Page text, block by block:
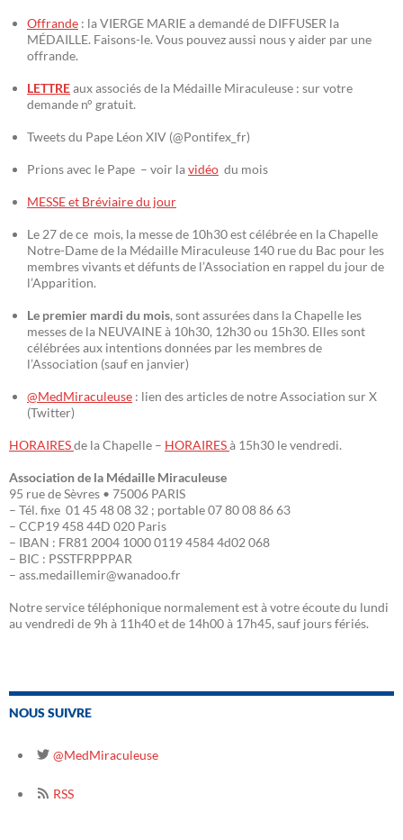
Offrande : la VIERGE MARIE a demandé de DIFFUSER la
MÉDAILLE. Faisons-le. Vous pouvez aussi nous y aider par une
offrande.
LETTREaux associés de la Médaille Miraculeuse : sur votre
demande n° gratuit.
Tweets du Pape Léon XIV (@Pontifex_fr)
Prions avec le Pape – voir lavidéo du mois
MESSE et Bréviaire du jour
Le 27 de ce mois, la messe de 10h30 est célébrée en la Chapelle
Notre-Dame de la Médaille Miraculeuse 140 rue du Bac pour les
membres vivants et défunts de l’Association en rappel du jour de
l’Apparition.
Le premier mardi du mois, sont assurées dans la Chapelle les
messes de la NEUVAINE à 10h30, 12h30 ou 15h30. Elles sont
célébrées aux intentions données par les membres de
l’Association (sauf en janvier)
@MedMiraculeuse : lien des articles de notre Association sur X
(Twitter)
HORAIRESde la Chapelle – HORAIRESà 15h30 le vendredi.
Association de la Médaille Miraculeuse
95 rue de Sèvres • 75006 PARIS
– Tél. fixe 01 45 48 08 32 ; portable 07 80 08 86 63
– CCP19 458 44D 020 Paris
– IBAN : FR81 2004 1000 0119 4584 4d02 068
– BIC : PSSTFRPPPAR
– ass.medaillemir@wanadoo.fr
Notre service téléphonique normalement est à votre écoute du lundi
au vendredi de 9h à 11h40 et de 14h00 à 17h45, sauf jours fériés.
NOUS SUIVRE
@MedMiraculeuse
RSS